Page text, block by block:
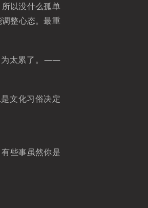
以没什么孤单
整心态。最重
为太累了。——
文化习俗决定
些事虽然你是